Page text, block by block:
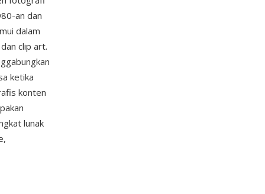
an dan
dalam
clip art.
ketika
konten
lunak